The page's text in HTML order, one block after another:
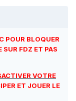
POUR BLOQUER
FDZ ET PAS
VOTRE
ET JOUER LE